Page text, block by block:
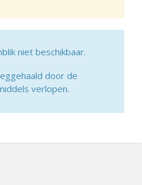
niet beschikbaar.
door de
verlopen.